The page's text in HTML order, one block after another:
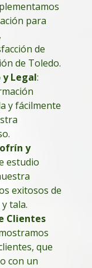
para
de
de Toledo.
Legal:
y fácilmente
y
estudio
exitosos de
tala.
Clientes
que
con un